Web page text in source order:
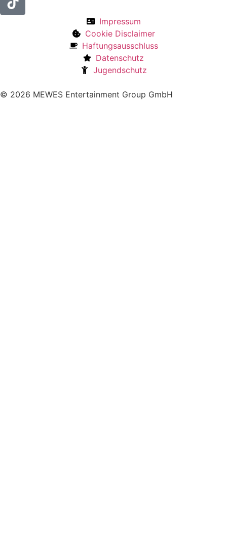
Impressum
Cookie Disclaimer
Haftungsausschluss
Datenschutz
Jugendschutz
© 2026 MEWES Entertainment Group GmbH